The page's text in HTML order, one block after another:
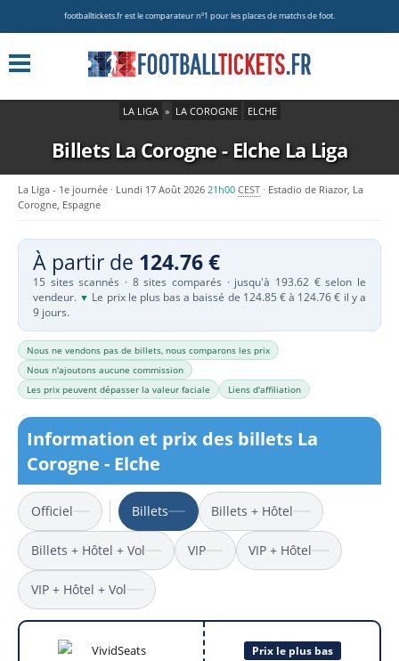
footballtickets.fr est le comparateur nº1 pour les places de matchs de foot.
LA LIGA » LA COROGNE ELCHE
Billets La Corogne - Elche La Liga
La Liga - 1e journée Lundi 17 Août 2026 21h00 CEST
Estadio de Riazor, La
Corogne, Espagne
À partir de 124.76 €
15 sites scannés · 8 sites comparés · jusqu'à 193.62 € selon le
vendeur. ▼ Le prix le plus bas a baissé de 124.85 € à 124.76 € il y a
9 jours.
Nous ne vendons pas de billets, nous comparons les prix
Nous n'ajoutons aucune commission
Les prix peuvent dépasser la valeur faciale
Liens d'affiliation
Information et prix des billets La
Corogne - Elche
Officiel Billets Billets + Hôtel
Billets + Hôtel + Vol VIP VIP + Hôtel
VIP + Hôtel + Vol
Prix le plus bas